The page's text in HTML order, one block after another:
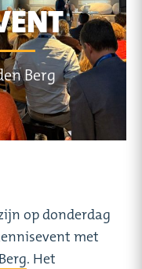
Berg
op donderdag
met
. Het